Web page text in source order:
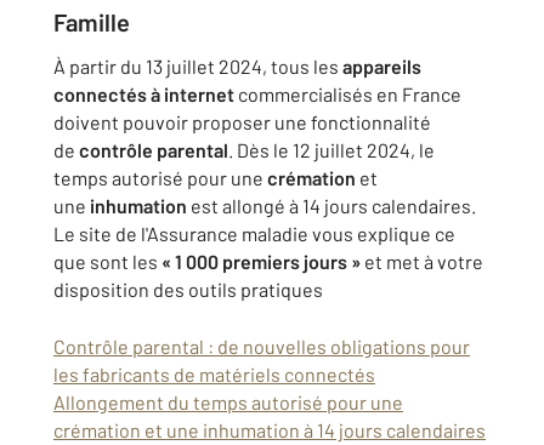
Famille
À partir du 13 juillet 2024, tous les appareils
connectés à internet commercialisés en France
doivent pouvoir proposer une fonctionnalité
de contrôle parental. Dès le 12 juillet 2024, le
temps autorisé pour une crémation et
une inhumation est allongé à 14 jours calendaires.
Le site de l'Assurance maladie vous explique ce
que sont les « 1 000 premiers jours » et met à votre
disposition des outils pratiques
Contrôle parental : de nouvelles obligations pour
les fabricants de matériels connectés
Allongement du temps autorisé pour une
crémation et une inhumation à 14 jours calendaires